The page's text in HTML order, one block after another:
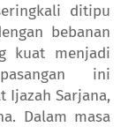
ditipu
bebanan
kuat menjadi
ini
Ijazah Sarjana,
Dalam masa